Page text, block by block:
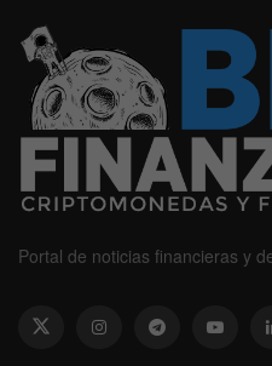
Portal de noticias financieras y